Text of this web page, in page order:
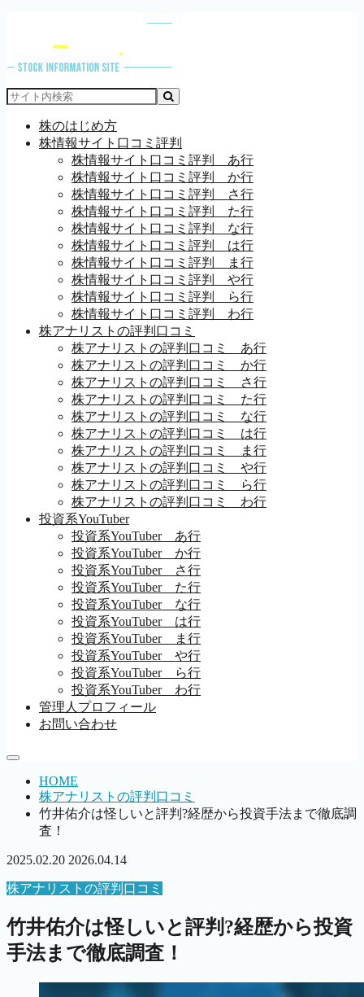
株のはじめ方
株情報サイト口コミ評判
株情報サイト口コミ評判 あ行
株情報サイト口コミ評判 か行
株情報サイト口コミ評判 さ行
株情報サイト口コミ評判 た行
株情報サイト口コミ評判 な行
株情報サイト口コミ評判 は行
株情報サイト口コミ評判 ま行
株情報サイト口コミ評判 や行
株情報サイト口コミ評判 ら行
株情報サイト口コミ評判 わ行
株アナリストの評判口コミ
株アナリストの評判口コミ あ行
株アナリストの評判口コミ か行
株アナリストの評判口コミ さ行
株アナリストの評判口コミ た行
株アナリストの評判口コミ な行
株アナリストの評判口コミ は行
株アナリストの評判口コミ ま行
株アナリストの評判口コミ や行
株アナリストの評判口コミ ら行
株アナリストの評判口コミ わ行
投資系YouTuber
投資系YouTuber あ行
投資系YouTuber か行
投資系YouTuber さ行
投資系YouTuber た行
投資系YouTuber な行
投資系YouTuber は行
投資系YouTuber ま行
投資系YouTuber や行
投資系YouTuber ら行
投資系YouTuber わ行
管理人プロフィール
お問い合わせ
HOME
株アナリストの評判口コミ
竹井佑介は怪しいと評判?経歴から投資手法まで徹底調
査！
2025.02.20 2026.04.14
株アナリストの評判口コミ
竹井佑介は怪しいと評判?経歴から投資
手法まで徹底調査！